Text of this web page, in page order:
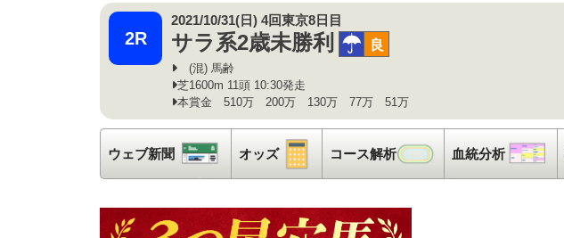
2R
2021/10/31(日) 4回東京8日目
サラ系2歳未勝利 小雨
良
(混) 馬齢
芝1600m 11頭 10:30発走
本賞金 510万 200万 130万 77万 51万
ウェブ新聞 ウェブ新聞
オッズ オッズ
コース解析 コース解析
血統分析